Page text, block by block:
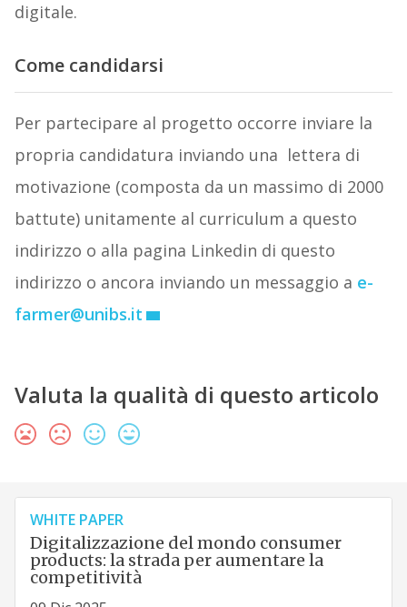
digitale.
Come candidarsi
Per partecipare al progetto occorre inviare la
propria candidatura inviando una lettera di
motivazione (composta da un massimo di 2000
battute) unitamente al curriculum a questo
indirizzo o alla pagina Linkedin di questo
indirizzo o ancora inviando un messaggio a e-
farmer@unibs.it
Valuta la qualità di questo articolo
WHITE PAPER
Digitalizzazione del mondo consumer
products: la strada per aumentare la
competitività